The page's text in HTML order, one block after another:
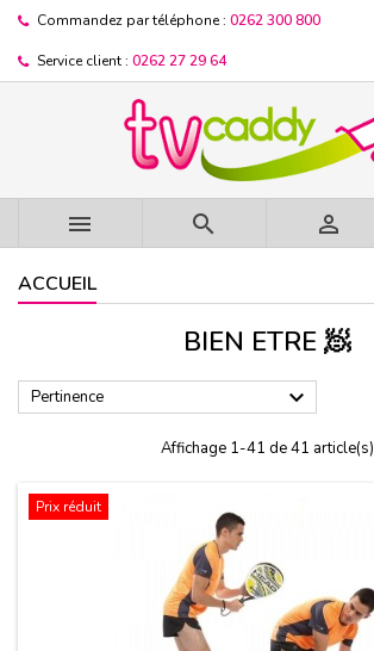
Commandez par téléphone : 0262 300 800
Service client : 0262 27 29 64
  
ACCUEIL
BIEN ETRE 🧖
Pertinence 
Affichage 1-41 de 41 article(s)
Prix réduit